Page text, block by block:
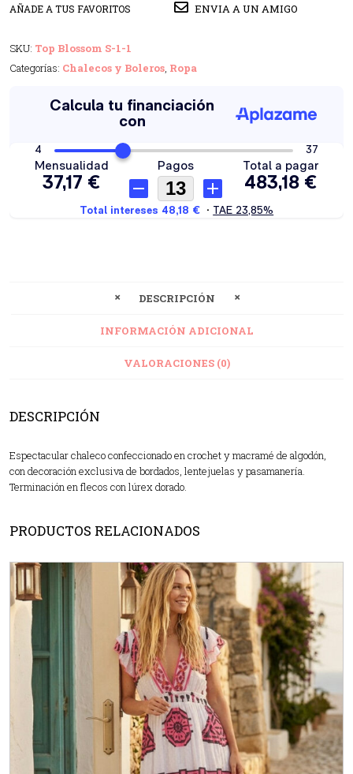
AÑADE A TUS FAVORITOS ENVIA A UN AMIGO
SKU: Top Blossom S-1-1
Categorías: Chalecos y Boleros, Ropa
DESCRIPCIÓN
INFORMACIÓN ADICIONAL
VALORACIONES (0)
DESCRIPCIÓN
Espectacular chaleco confeccionado en crochet y macramé de algodón,
con decoración exclusiva de bordados, lentejuelas y pasamanería.
Terminación en flecos con lúrex dorado.
PRODUCTOS RELACIONADOS